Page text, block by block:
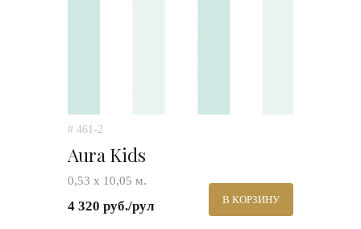
# 461-2
Aura Kids
0,53 х 10,05 м.
4 320 руб./рул В КОРЗИНУ